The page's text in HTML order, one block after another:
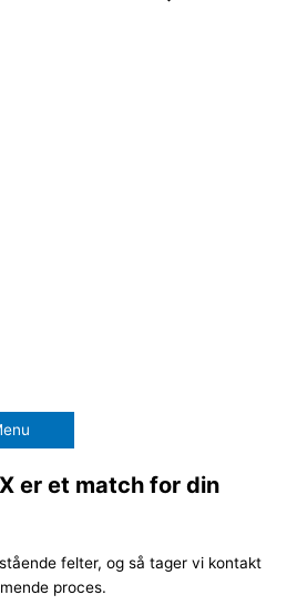
er et match for din
felter, og så tager vi kontakt
proces.